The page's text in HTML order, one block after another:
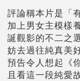
評論稱本片是「
加上男女主模樣
誕觀影的不二之
妨去過往純真美
預告令人想起《
且看這一段純愛